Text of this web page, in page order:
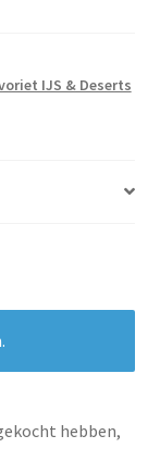
IJS & Deserts
hebben,